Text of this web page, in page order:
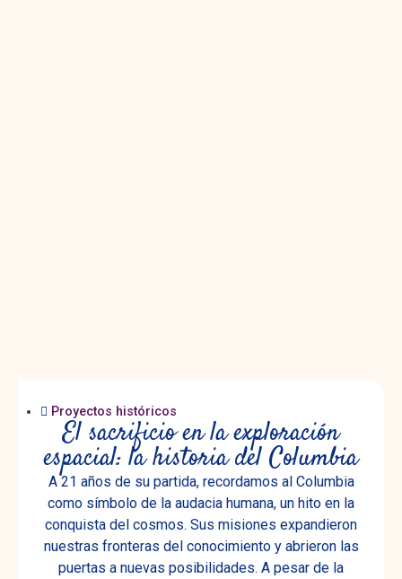
Proyectos históricos
El sacrificio en la exploración
espacial: la historia del Columbia
A 21 años de su partida, recordamos al Columbia
como símbolo de la audacia humana, un hito en la
conquista del cosmos. Sus misiones expandieron
nuestras fronteras del conocimiento y abrieron las
puertas a nuevas posibilidades. A pesar de la